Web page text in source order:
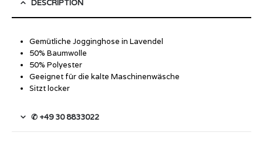
DESCRIPTION
Gemütliche Jogginghose in Lavendel
50% Baumwolle
50% Polyester
Geeignet für die kalte Maschinenwäsche
Sitzt locker
✆ +49 30 8833022